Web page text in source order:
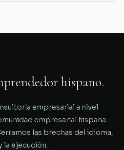
hispano.
empresarial a nivel
empresarial hispana
las brechas del idioma,
la ejecución.